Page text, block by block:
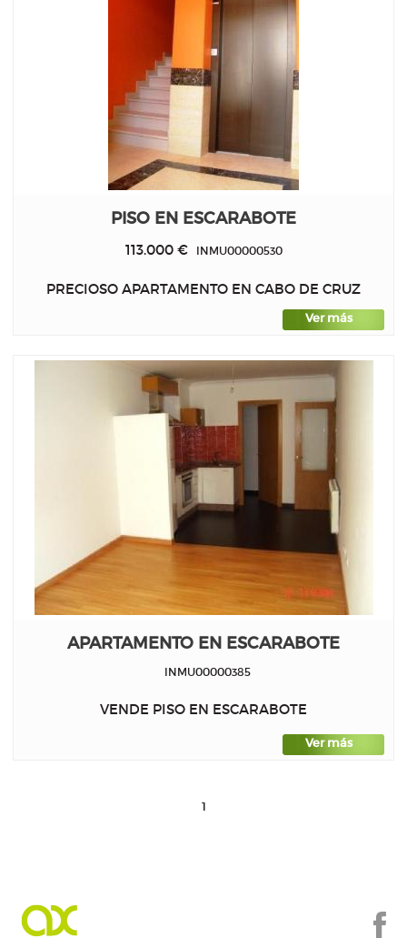
PISO EN ESCARABOTE
113.000 €INMU00000530
PRECIOSO APARTAMENTO EN CABO DE CRUZ
Ver más
APARTAMENTO EN ESCARABOTE
INMU00000385
VENDE PISO EN ESCARABOTE
Ver más
1